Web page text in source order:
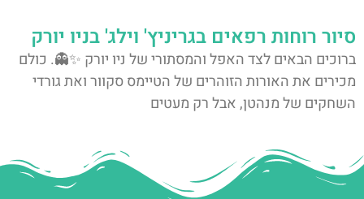
סיור רוחות רפאים בגריניץ' וילג' בניו יורק
ברוכים הבאים לצד האפל והמסתורי של ניו יורק ✨👻. כולם
מכירים את האורות הזוהרים של הטיימס סקוור ואת גורדי
השחקים של מנהטן, אבל רק מעטים